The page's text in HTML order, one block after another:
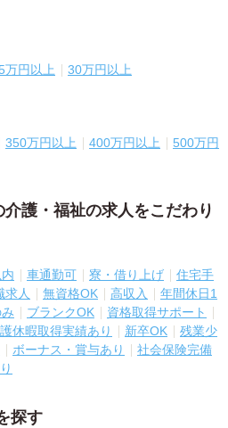
万円以上 30万円以上
350万円以上 400万円以上
500万円
護・福祉の求人をこだわり
車通勤可 寮・借り上げ
住宅手
求人 無資格OK 高収入
年間休日1
ブランクOK
資格取得サポート
休暇取得実績あり 新卒OK
残業少
ボーナス・賞与あり
社会保険完備
探す